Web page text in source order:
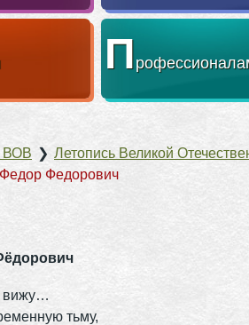
П
ВОВ ❯ Летопись Великой
Федорович
вижу…
тьму,